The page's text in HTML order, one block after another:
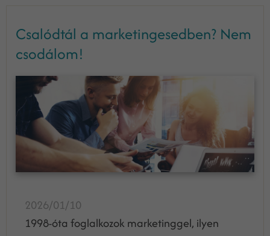
Csalódtál a marketingesedben? Nem
csodálom!
2026/01/10
1998-óta foglalkozok marketinggel, ilyen